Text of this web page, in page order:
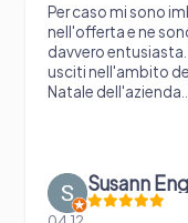
imbattuto
rimasto
Oggi siamo
della festa di